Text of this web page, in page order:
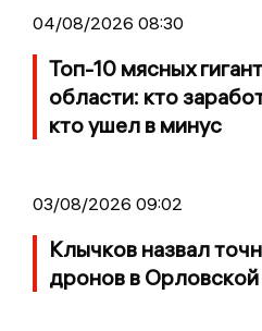
04/08/2026 08:30
Топ-10 мясных
области: кто
кто ушел в минус
03/08/2026 09:02
Клычков назвал
дронов в